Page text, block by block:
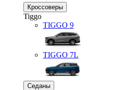
Кроссоверы
Tiggo
TIGGO 9
TIGGO 7L
Седаны